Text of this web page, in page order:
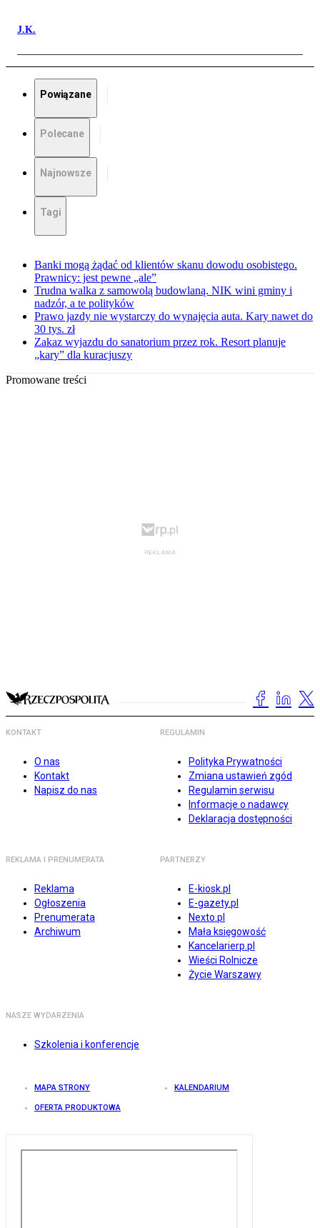
J.K.
Powiązane
Polecane
Najnowsze
Tagi
Banki mogą żądać od klientów skanu dowodu osobistego.
Prawnicy: jest pewne „ale”
Trudna walka z samowolą budowlaną. NIK wini gminy i
nadzór, a te polityków
Prawo jazdy nie wystarczy do wynajęcia auta. Kary nawet do
30 tys. zł
Zakaz wyjazdu do sanatorium przez rok. Resort planuje
„kary” dla kuracjuszy
Promowane treści
KONTAKT
O nas
Kontakt
Napisz do nas
REGULAMIN
Polityka Prywatności
Zmiana ustawień zgód
Regulamin serwisu
Informacje o nadawcy
Deklaracja dostępności
REKLAMA I PRENUMERATA
Reklama
Ogłoszenia
Prenumerata
Archiwum
PARTNERZY
E-kiosk.pl
E-gazety.pl
Nexto.pl
Mała księgowość
Kancelarierp.pl
Wieści Rolnicze
Życie Warszawy
NASZE WYDARZENIA
Szkolenia i konferencje
MAPA STRONY KALENDARIUM
OFERTA PRODUKTOWA